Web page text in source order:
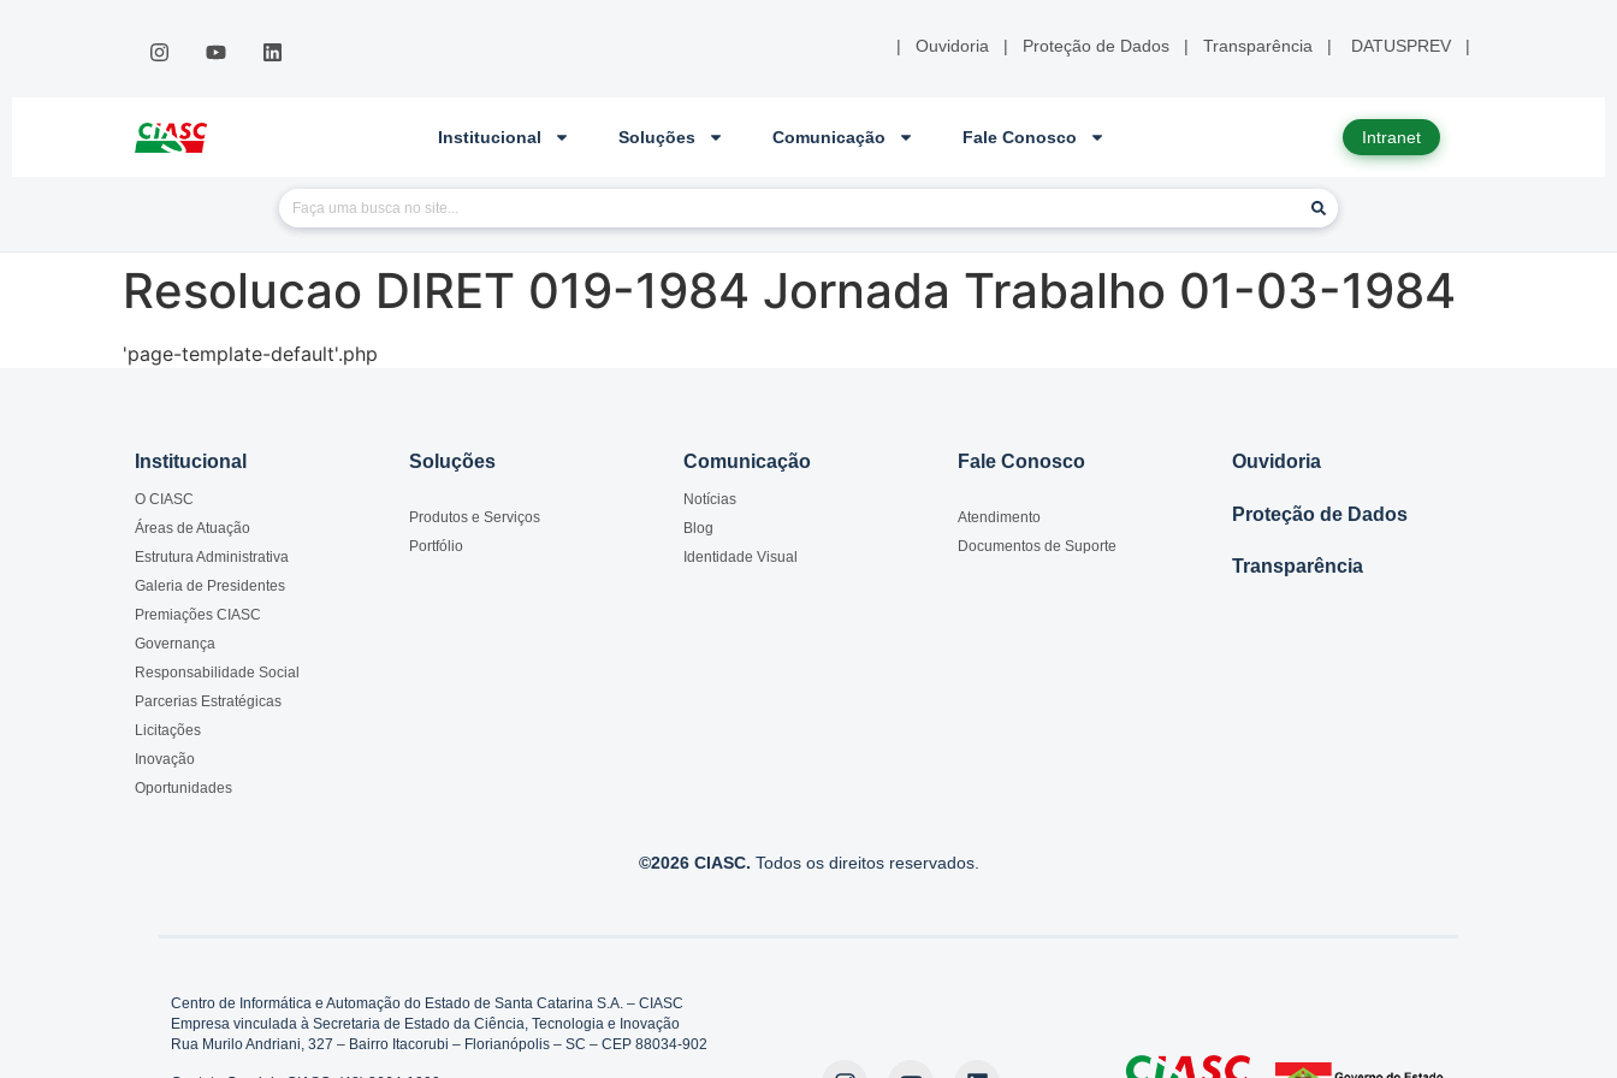
| Ouvidoria | Proteção de Dados | Transparência | DATUSPREV |
Institucional Soluções Comunicação Fale Conosco Intranet
Resolucao DIRET 019-1984 Jornada Trabalho 01-03-1984
'page-template-default'.php
Institucional
O CIASC
Áreas de Atuação
Estrutura Administrativa
Galeria de Presidentes
Premiações CIASC
Governança
Responsabilidade Social
Parcerias Estratégicas
Licitações
Inovação
Oportunidades
Soluções
Produtos e Serviços
Portfólio
Comunicação
Notícias
Blog
Identidade Visual
Fale Conosco
Atendimento
Documentos de Suporte
Ouvidoria
Proteção de Dados
Transparência
©2026 CIASC. Todos os direitos reservados.
Centro de Informática e Automação do Estado de Santa Catarina S.A. – CIASC
Empresa vinculada à Secretaria de Estado da Ciência, Tecnologia e Inovação
Rua Murilo Andriani, 327 – Bairro Itacorubi – Florianópolis – SC – CEP 88034-902